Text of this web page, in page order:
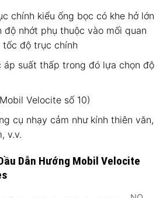
chính kiểu ống bọc có khe hở lớn
độ nhớt phụ thuộc vào mối quan
tốc độ trục chính
áp suất thấp trong đó lựa chọn độ
Velocite số 10)
cụ nhạy cảm như kính thiên văn,
v.v.
Dẫn Hướng Mobil Velocite